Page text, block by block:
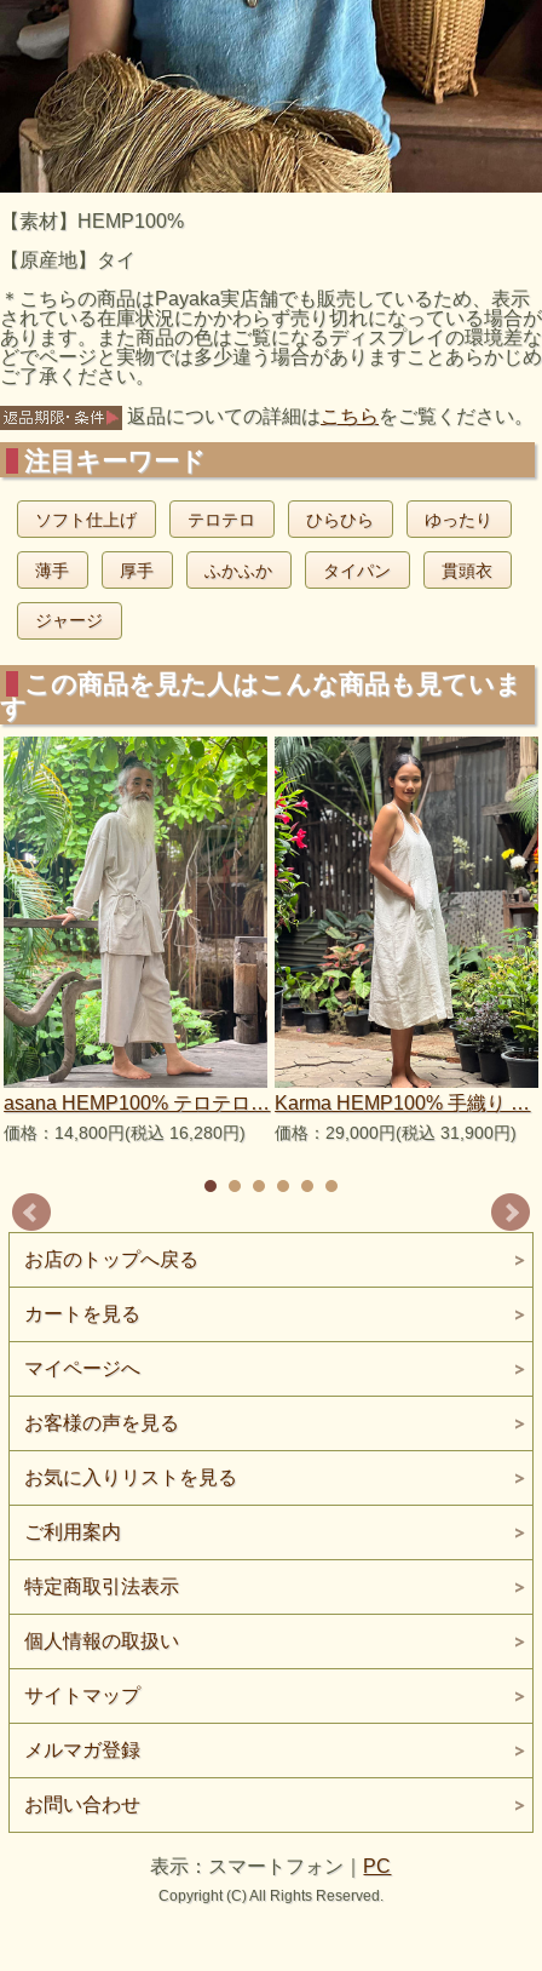
【素材】HEMP100%
【原産地】タイ
＊こちらの商品はPayaka実店舗でも販売しているため、表示
されている在庫状況にかかわらず売り切れになっている場合が
あります。また商品の色はご覧になるディスプレイの環境差な
どでページと実物では多少違う場合がありますことあらかじめ
ご了承ください。
返品についての詳細はこちら をご覧ください。
注目キーワード
ソフト仕上げ テロテロ ひらひら ゆったり
薄手 厚手 ふかふか タイパン 貫頭衣
ジャージ
この商品を見た人はこんな商品も見ていま
す
asana HEMP100% テロテロ…
価格：14,800円(税込 16,280円)
Karma HEMP100% 手織り …
価格：29,000円(税込 31,900円)
お店のトップへ戻る
カートを見る
マイページへ
お客様の声を見る
お気に入りリストを見る
ご利用案内
特定商取引法表示
個人情報の取扱い
サイトマップ
メルマガ登録
お問い合わせ
表示：スマートフォン｜ PC
Copyright (C) All Rights Reserved.